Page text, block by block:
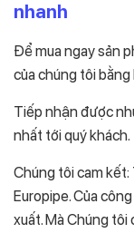
nhanh
Để mua ngay sản
của chúng tôi
Tiếp nhận được
nhất tới quý khách.
Chúng tôi cam
Europipe. Của
xuất. Mà Chúng tôi